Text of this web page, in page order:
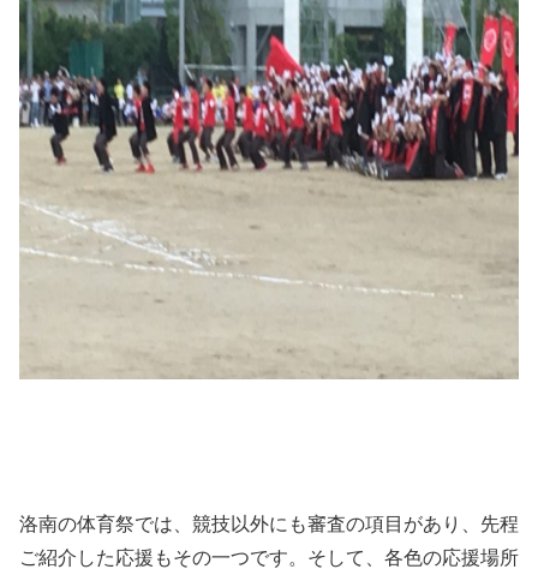
洛南の体育祭では、競技以外にも審査の項目があり、先程
ご紹介した応援もその一つです。そして、各色の応援場所